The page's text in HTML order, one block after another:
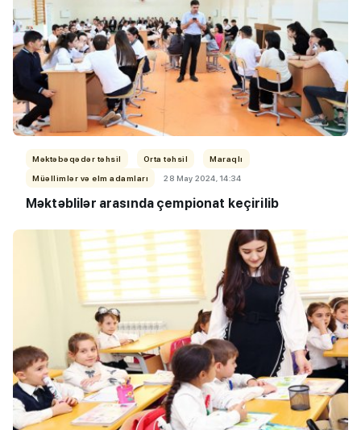
Məktəbəqədər təhsil Orta təhsil
Maraqlı
Müəllimlər və elm adamları
28 May 2024, 14:34
Məktəblilər arasında çempionat keçirilib